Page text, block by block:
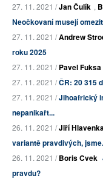
27. 11. 2021 /Jan Čulík ,
Neočkovaní musejí
27. 11. 2021 /Andrew
roku 2025
27. 11. 2021 /Pavel Fuksa
27. 11. 2021 /ČR: 20 315
27. 11. 2021 /Jihoafrický
nepanikařt...
26. 11. 2021 /Jiří
variantě pravdivých,
26. 11. 2021 /Boris Cvek
pravdu?